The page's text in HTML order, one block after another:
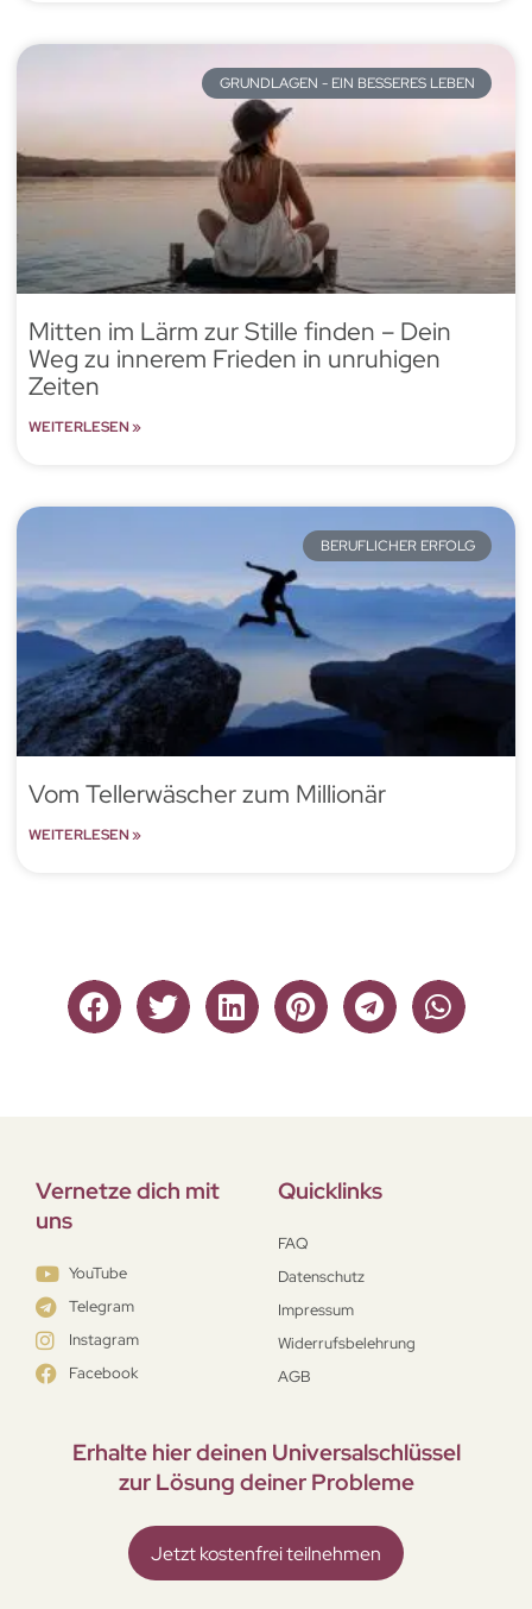
GRUNDLAGEN - EIN BESSERES LEBEN
Mitten im Lärm zur Stille finden – Dein
Weg zu innerem Frieden in unruhigen
Zeiten
WEITERLESEN »
BERUFLICHER ERFOLG
Vom Tellerwäscher zum Millionär
WEITERLESEN »
Vernetze dich mit
uns
YouTube
Telegram
Instagram
Facebook
Quicklinks
FAQ
Datenschutz
Impressum
Widerrufsbelehrung
AGB
Erhalte hier deinen Universal­schlüssel
zur Lösung deiner Probleme
Jetzt kostenfrei teilnehmen